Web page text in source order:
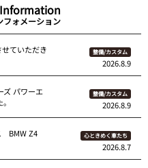
フォメーション
ていただき
整備/カスタム
2026.8.9
ズ パワーエ
整備/カスタム
2026.8.9
BMW Z4
心ときめく車たち
2026.8.7